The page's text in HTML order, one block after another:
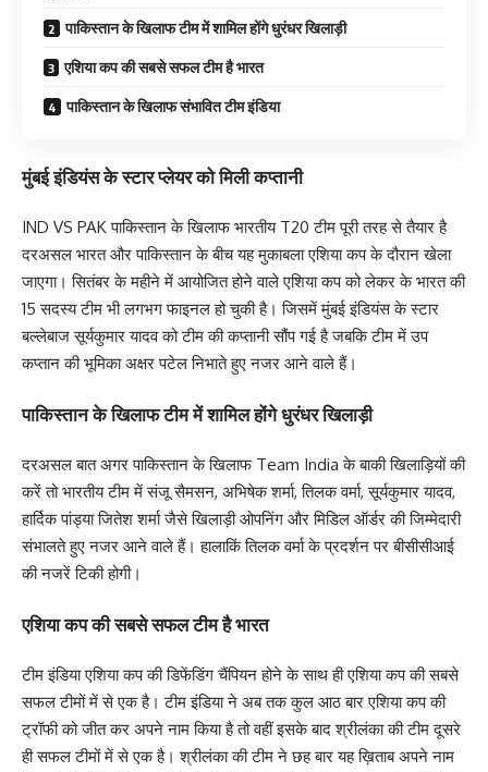
पाकिस्तान के खिलाफ टीम में शामिल होंगे धुरंधर खिलाड़ी
एशिया कप की सबसे सफल टीम है भारत
पाकिस्तान के खिलाफ संभावित टीम इंडिया
मुंबई इंडियंस के स्टार प्लेयर को मिली कप्तानी
IND VS PAK पाकिस्तान के खिलाफ भारतीय T20 टीम पूरी तरह से तैयार है
दरअसल भारत और पाकिस्तान के बीच यह मुकाबला एशिया कप के दौरान खेला
जाएगा। सितंबर के महीने में आयोजित होने वाले एशिया कप को लेकर के भारत की
15 सदस्य टीम भी लगभग फाइनल हो चुकी है। जिसमें मुंबई इंडियंस के स्टार
बल्लेबाज सूर्यकुमार यादव को टीम की कप्तानी सौंप गई है जबकि टीम में उप
कप्तान की भूमिका अक्षर पटेल निभाते हुए नजर आने वाले हैं।
पाकिस्तान के खिलाफ टीम में शामिल होंगे धुरंधर खिलाड़ी
दरअसल बात अगर पाकिस्तान के खिलाफ Team India के बाकी खिलाड़ियों की
करें तो भारतीय टीम में संजू सैमसन, अभिषेक शर्मा, तिलक वर्मा, सूर्यकुमार यादव,
हार्दिक पांड्या जितेश शर्मा जैसे खिलाड़ी ओपनिंग और मिडिल ऑर्डर की जिम्मेदारी
संभालते हुए नजर आने वाले हैं। हालाकिं तिलक वर्मा के प्रदर्शन पर बीसीसीआई
की नजरें टिकी होगी।
एशिया कप की सबसे सफल टीम है भारत
टीम इंडिया एशिया कप की डिफेंडिंग चैंपियन होने के साथ ही एशिया कप की सबसे
सफल टीमों में से एक है। टीम इंडिया ने अब तक कुल आठ बार एशिया कप की
ट्रॉफी को जीत कर अपने नाम किया है तो वहीं इसके बाद श्रीलंका की टीम दूसरे
ही सफल टीमों में से एक है। श्रीलंका की टीम ने छह बार यह ख़िताब अपने नाम